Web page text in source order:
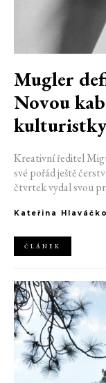
Mugler
Novou
kulturistky
Kreativní ředitel
své pořád ještě
čtvrtek vydal svou
do módního domu
Kateřina
ČLÁNEK